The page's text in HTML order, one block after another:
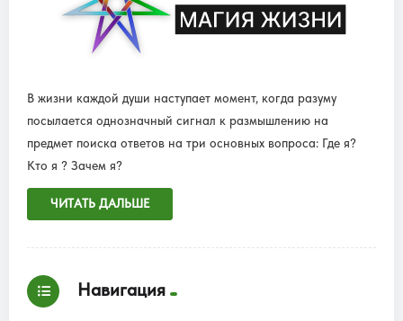
В жизни каждой души наступает момент, когда разуму
посылается однозначный сигнал к размышлению на
предмет поиска ответов на три основных вопроса: Где я?
Кто я ? Зачем я?
ЧИТАТЬ ДАЛЬШЕ
Навигация